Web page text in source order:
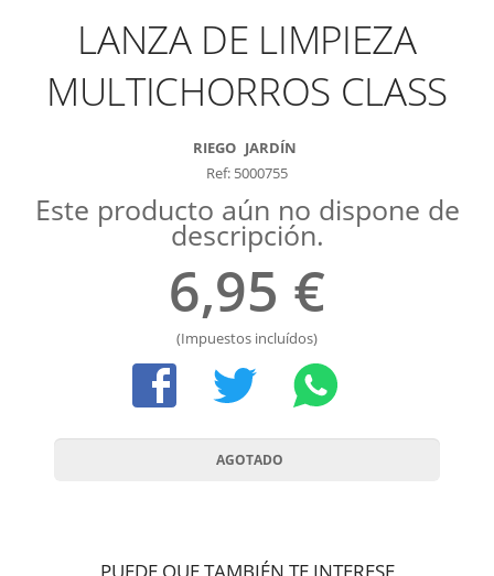
LANZA DE LIMPIEZA
MULTICHORROS CLASS
RIEGO JARDÍN
Ref: 5000755
Este producto aún no dispone de
descripción.
6,95 €
(Impuestos incluídos)
PUEDE QUE TAMBIÉN TE INTERESE